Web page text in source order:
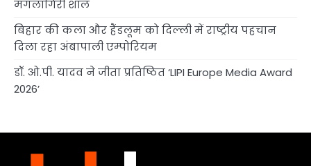
मंगलागिरी शॉल
बिहार की कला और हैंडलूम को दिल्ली में राष्ट्रीय पहचान
दिला रहा अंबापाली एम्पोरियम
डॉ. ओ.पी. यादव ने जीता प्रतिष्ठित ‘LIPI Europe Media Award
2026’